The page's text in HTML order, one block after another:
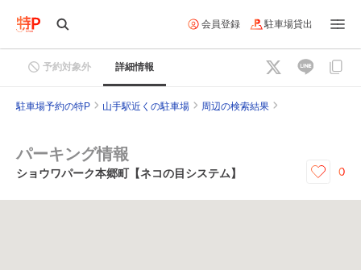
会員登録 駐車場貸出
予約対象外 詳細情報
駐車場予約の特P 山手駅近くの駐車場 周辺の検索結果
パーキング情報
ショウワパーク本郷町【ネコの目システム】 0